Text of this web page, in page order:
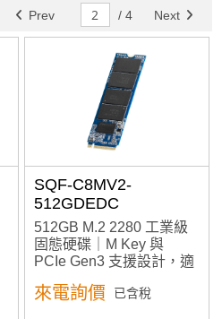
Prev / 4 Next
SQF-C8MV2-
512GDEDC
512GB M.2 2280 工業級
固態硬碟｜M Key 與
PCIe Gen3 支援設計，適
來電詢價 已含稅